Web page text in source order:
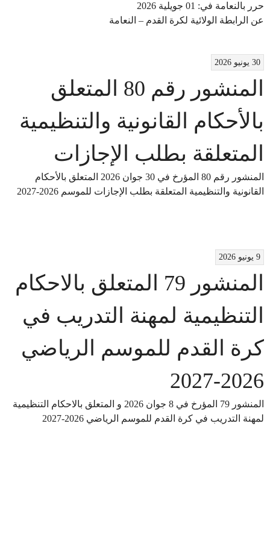
​حرر بالنعامة في: 01 جويلية 2026
عن الرابطة الولائية لكرة القدم – النعامة
30 يونيو 2026
المنشور رقم 80 المتعلق
بالأحكام القانونية والتنظيمية
المتعلقة بطلب الإجازات
المنشور رقم 80 المؤرخ في 30 جوان 2026 المتعلق بالأحكام
القانونية والتنظيمية المتعلقة بطلب الإجازات للموسم 2026-2027
9 يونيو 2026
المنشور 79 المتعلق بالاحكام
التنظيمية لمهنة التدريب في
كرة القدم للموسم الرياضي
2026-2027
المنشور 79 المؤرخ في 8 جوان 2026 و المتعلق بالاحكام التنظيمية
لمهنة التدريب في كرة القدم للموسم الرياضي 2026-2027